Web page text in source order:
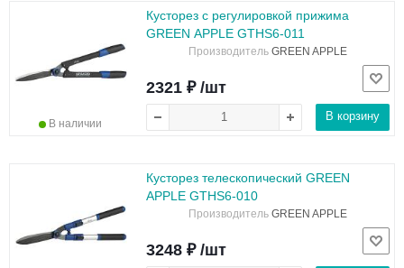
Кусторез с регулировкой прижима
GREEN APPLE GTHS6-011
Производитель GREEN APPLE
В наличии
2321 ₽ /шт
В корзину
Кусторез телескопический GREEN
APPLE GTHS6-010
Производитель GREEN APPLE
3248 ₽ /шт